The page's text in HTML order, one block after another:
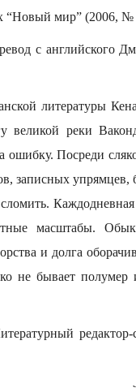
“Новый мир” (2006,
с английского
литературы
великой реки
ошибку. Посреди
записных
масштабы.
и долга
не бывает
редактор-